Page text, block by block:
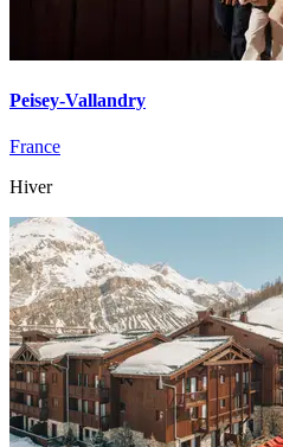
Peisey-Vallandry
France
Hiver